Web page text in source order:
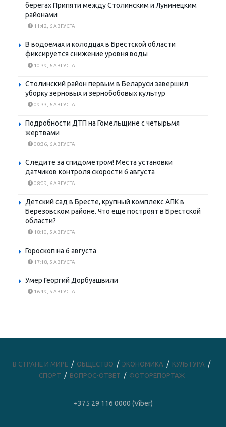
берегах Припяти между Столинским и Лунинецким
районами
11:42, 6 АВГУСТА
В водоемах и колодцах в Брестской области
фиксируется снижение уровня воды
10:39, 6 АВГУСТА
Столинский район первым в Беларуси завершил
уборку зерновых и зернобобовых культур
09:33, 6 АВГУСТА
Подробности ДТП на Гомельщине с четырьмя
жертвами
08:36, 6 АВГУСТА
Следите за спидометром! Места установки
датчиков контроля скорости 6 августа
08:09, 6 АВГУСТА
Детский сад в Бресте, крупный комплекс АПК в
Березовском районе. Что еще построят в Брестской
области?
18:10, 5 АВГУСТА
Гороскоп на 6 августа
17:18, 5 АВГУСТА
Умер Георгий Дорбуашвили
16:49, 5 АВГУСТА
В СТРАНЕ И МИРЕ ОБЩЕСТВО ЭКОНОМИКА
КУЛЬТУРА
СПОРТ
ВОПРОС-ОТВЕТ ФОТОРЕПОРТАЖ
+375 29 116 0000 (Viber)